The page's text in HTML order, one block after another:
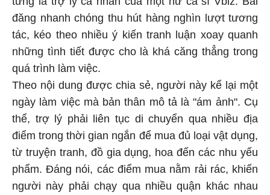
từng là trợ lý cá nhân của một nữ ca sĩ Vbiz. Bài
đăng nhanh chóng thu hút hàng nghìn lượt tương
tác, kéo theo nhiều ý kiến tranh luận xoay quanh
những tình tiết được cho là khá căng thẳng trong
quá trình làm việc.
Theo nội dung được chia sẻ, người này kể lại một
ngày làm việc mà bản thân mô tả là "ám ảnh". Cụ
thể, trợ lý phải liên tục di chuyển qua nhiều địa
điểm trong thời gian ngắn để mua đủ loại vật dụng,
từ truyện tranh, đồ gia dụng, hoa đến các nhu yếu
phẩm. Đáng nói, các điểm mua nằm rải rác, khiến
người này phải chạy qua nhiều quận khác nhau